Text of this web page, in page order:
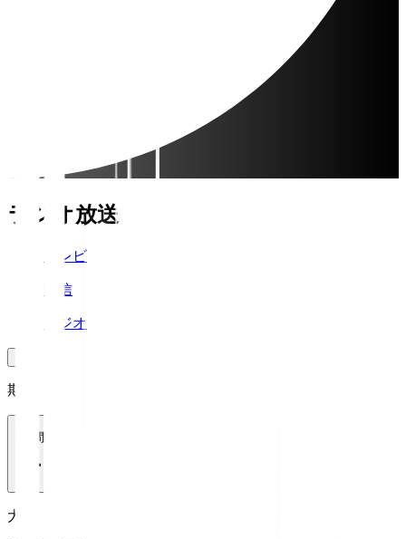
ラジオ放送
テレビ
配信
ラジオ
期間
1週間
大会